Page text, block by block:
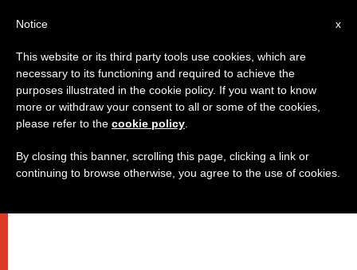
x
Notice
This website or its third party tools use cookies, which are
necessary to its functioning and required to achieve the
purposes illustrated in the cookie policy. If you want to know
more or withdraw your consent to all or some of the cookies,
please refer to the cookie policy
By closing this banner, scrolling this page, clicking a link or
continuing to browse otherwise, you agree to the use of cookies.